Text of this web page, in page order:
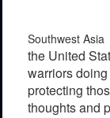
Southwest
the United
warriors
protecting
thoughts and